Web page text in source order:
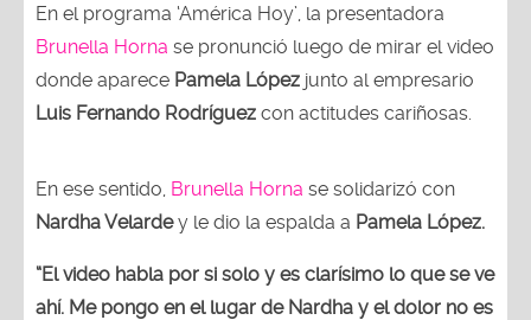
En el programa ‘América Hoy’, la presentadora
Brunella Horna se pronunció luego de mirar el video
donde aparece Pamela López junto al empresario
Luis Fernando Rodríguez con actitudes cariñosas.
En ese sentido, Brunella Horna se solidarizó con
Nardha Velardey le dio la espalda a Pamela López.
“El video habla por si solo y es clarísimo lo que se ve
ahí. Me pongo en el lugar de Nardha y el dolor no es